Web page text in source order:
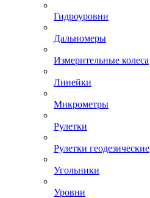
Гидроуровни
Дальномеры
Измерительные колеса
Линейки
Микрометры
Рулетки
Рулетки геодезические
Угольники
Уровни